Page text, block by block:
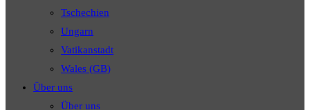
Tschechien
Ungarn
Vatikanstadt
Wales (GB)
Über uns
Über uns